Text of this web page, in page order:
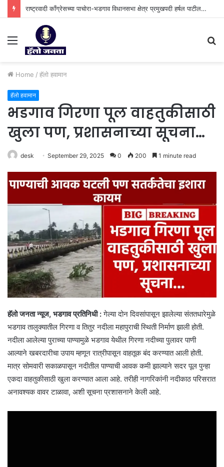
राष्ट्रवादी काँग्रेसच्या पाचोरा-भडगाव विधानसभा क्षेत्र प्रमुखपदी हर्षल पाटील यांची नियुक्ती.
Menu
Home / हॅलो हवामान
हॅलो हवामान
भडगाव गिरणा पूल वाहतुकीसाठी
खुला पण, प्रशासनाच्या सूचना…
desk September 29, 2025 0 200 1 minute read
हॅलो जनता न्यूज, भडगाव प्रतिनिधी :गेल्या दोन दिवसांपासून झालेल्या संततधारेमुळे
भडगाव तालुक्यातील गिरणा व तितुर नदीला महापुराची स्थिती निर्माण झाली होती.
नदीला आलेल्या पुराच्या पाण्यामुळे भडगाव येथील गिरणा नदीच्या पुलावर पाणी
आल्याने खबरदारीचा उपाय म्हणून रात्रीपासून वाहतूक बंद करण्यात आली होती.
मात्र सोमवारी सकाळपासून नदीतील पाण्याची आवक कमी झाल्याने सदर पूल पुन्हा
एकदा वाहतुकीसाठी खुला करण्यात आला आहे. तरीही नागरिकांनी नदीकाठ परिसरात
अनावश्यक वावर टाळावा, अशी सूचना प्रशासनाने केली आहे.